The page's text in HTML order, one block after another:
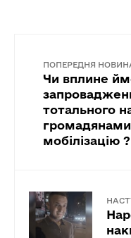
ПОПЕРЕДНЯ
Чи вплине
тотального
мобілізацію ?